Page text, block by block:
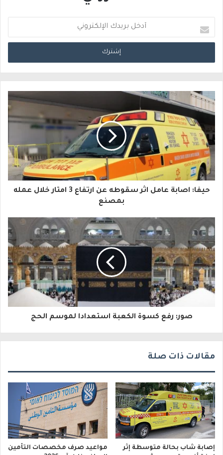
د
خ
ر
ي
د
ك
ا
إ
ل
ك
ت
ر
ي
حيفا: اصابة عامل اثر سقوطه عن ارتفاع 3 امتار خلال عمله
بمصنع
صور: رفع كسوة الكعبة استعدادا لموسم الحج
مقالات ذات صلة
إصابة شاب بحالة متوسطة إثر
مواعيد صرف مخصصات التأمين